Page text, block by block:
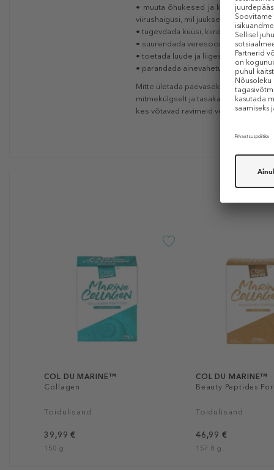
• muuta õhukesed ja kahjustatud
viirushaigusi, mil juuksed on olnud
• tugevdada küüsi, kiirendada nende
• suurendada veresoonte tugevust
• toetada luude ja liigeste tervist;
• parandada ainevahetust.
Mitte ületada päevaseks tarbimiseks
mitmekülgselt ja tasakaalustatult
kes võtavad ravimeid või põevad
COL DU MARINE™
Collagen
Toidulisand
39,99 €
150 g
COL DU MARINE™
Beauty Peptides
Toidulisand
46,99 €
157.8 g